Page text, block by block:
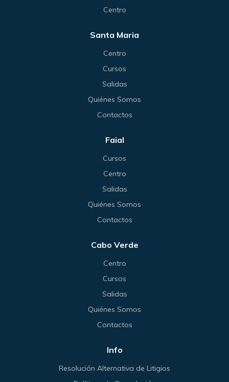
Centro
Santa Maria
Centro
Cursos
Salidas
Quiénes Somos
Contactos
Faial
Cursos
Centro
Salidas
Quiénes Somos
Contactos
Cabo Verde
Centro
Cursos
Salidas
Quiénes Somos
Contactos
Info
Resolución Alternativa de Litigios